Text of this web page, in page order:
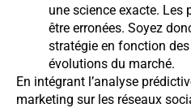
une science exacte.
être erronées. Soyez
stratégie en fonction
évolutions du marché.
En intégrant l’analyse
marketing sur les réseaux